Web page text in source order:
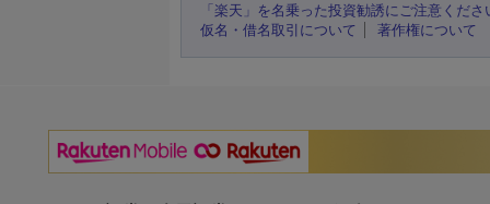
「楽天」を名乗った投資勧誘にご注意くださ
仮名・借名取引について
著作権について